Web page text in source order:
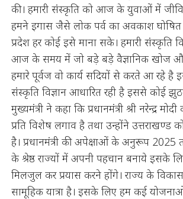
की। हमारी संस्कृति को आज के युवाओं में
हमने इगास जैसे लोक पर्व का अवकाश
प्रदेश हर कोई इसे माना सके। हमारी संस्कृति
आज के समय में जो बड़े बड़े वैज्ञानिक खोज और
हमारे पूर्वज वो कार्य सदियों से करते आ रहे है
संस्कृति विज्ञान आधारित रही है इससे कोई
मुख्यमंत्री ने कहा कि प्रधानमंत्री श्री नरेन्द्र
प्रति विशेष लगाव है तथा उन्होंने उत्तराखण्ड
है। प्रधानमंत्री की अपेक्षाओं के अनुरूप 2025
के श्रेष्ठ राज्यों में अपनी पहचान बनाये इसके
मिलजुल कर प्रयास करने होंगे। राज्य के
सामूहिक यात्रा है। इसके लिए हम कई